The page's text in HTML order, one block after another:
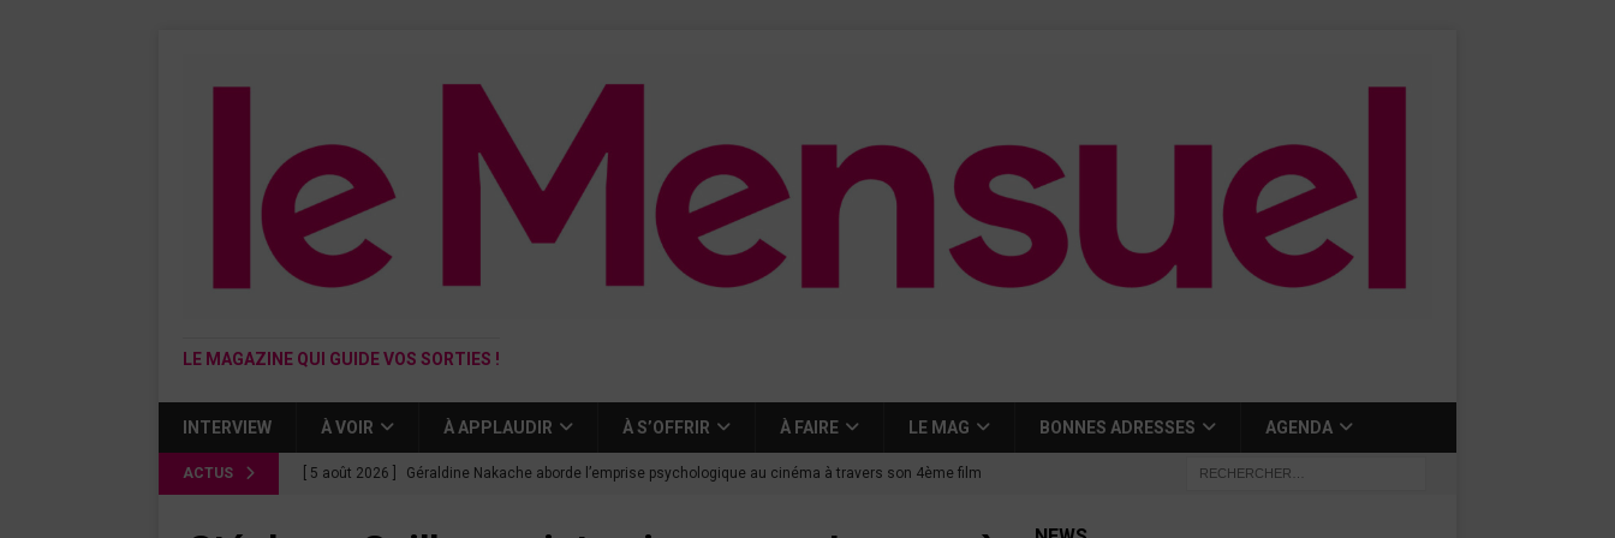
LE MAGAZINE QUI GUIDE VOS SORTIES !
INTERVIEW À VOIR À APPLAUDIR À S’OFFRIR À FAIRE LE MAG BONNES ADRESSES AGENDA
ACTUS [ 5 août 2026 ] Géraldine Nakache aborde l’emprise psychologique au cinéma à travers son 4ème film